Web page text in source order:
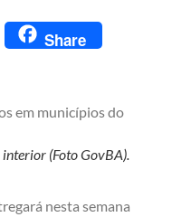
PrintFriendly
Share
(Foto GovBA).
nesta semana